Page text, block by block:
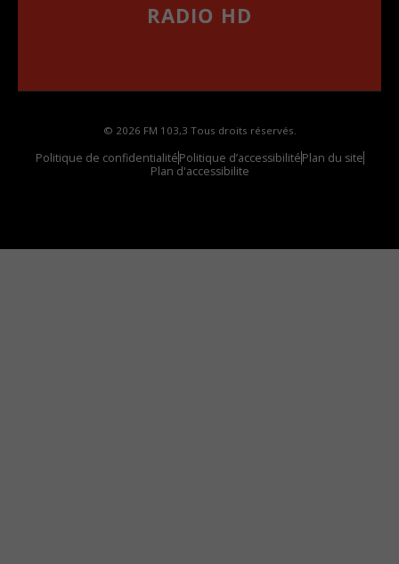
RADIO HD
© 2026 FM 103,3 Tous droits réservés.
Politique de confidentialitéPolitique d’accessibilitéPlan du site
Plan d'accessibilite